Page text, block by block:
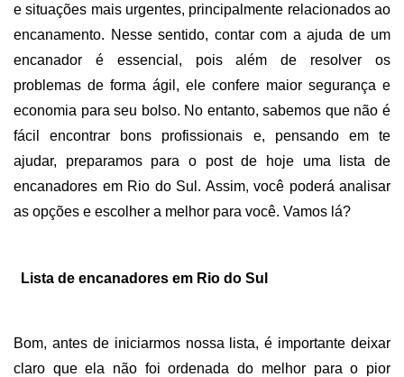
e situações mais urgentes, principalmente relacionados ao
encanamento. Nesse sentido, contar com a ajuda de um
encanador é essencial, pois além de resolver os
problemas de forma ágil, ele confere maior segurança e
economia para seu bolso. No entanto, sabemos que não é
fácil encontrar bons profissionais e, pensando em te
ajudar, preparamos para o post de hoje uma lista de
encanadores em Rio do Sul. Assim, você poderá analisar
as opções e escolher a melhor para você. Vamos lá?
Lista de encanadores em Rio do Sul
Bom, antes de iniciarmos nossa lista, é importante deixar
claro que ela não foi ordenada do melhor para o pior